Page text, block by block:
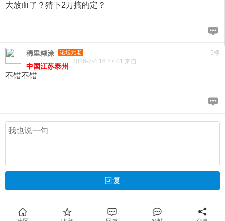
大放血了？猜下2万搞的定？
5楼
稀里糊涂 论坛元老
2026-7-4 16:27:01 来自
中国江苏泰州
不错不错